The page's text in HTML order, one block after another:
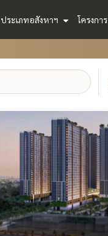
ประเภทอสังหาฯ โครงการ